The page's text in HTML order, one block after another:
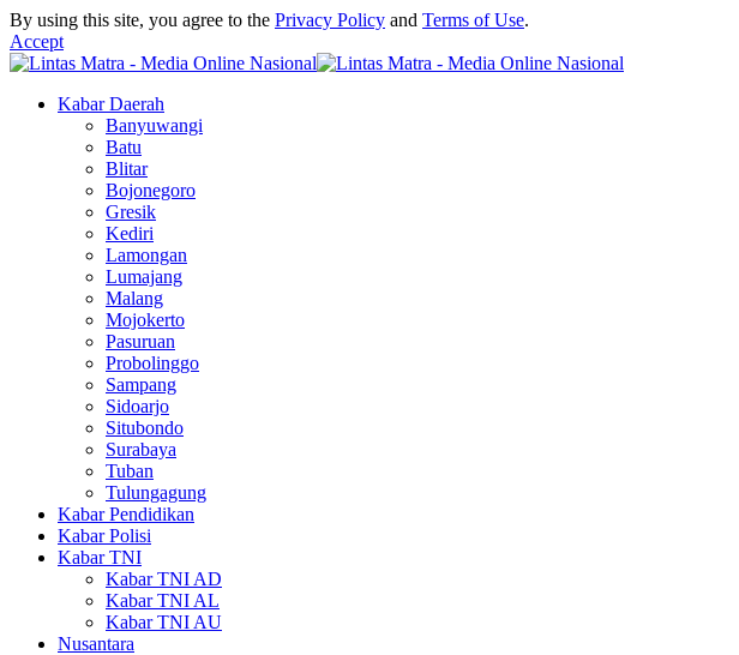
By using this site, you agree to the Privacy Policy and Terms of Use.
Accept
Kabar Daerah
Banyuwangi
Batu
Blitar
Bojonegoro
Gresik
Kediri
Lamongan
Lumajang
Malang
Mojokerto
Pasuruan
Probolinggo
Sampang
Sidoarjo
Situbondo
Surabaya
Tuban
Tulungagung
Kabar Pendidikan
Kabar Polisi
Kabar TNI
Kabar TNI AD
Kabar TNI AL
Kabar TNI AU
Nusantara